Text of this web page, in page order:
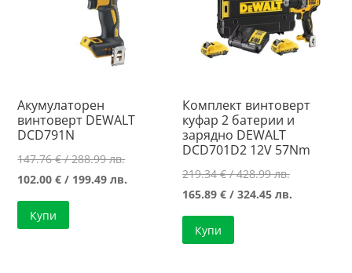
Акумулаторен
винтоверт DEWALT
DCD791N
147.76€/ 288.99 лв.Original
price
102.00€ / 199.49 лв.
Купи
Комплект винтоверт
куфар 2 батерии и
зарядно DEWALT
DCD701D2 12V 57Nm
219.34€/ 428.99 лв.Original
price
165.89€ / 324.45 лв.
Купи